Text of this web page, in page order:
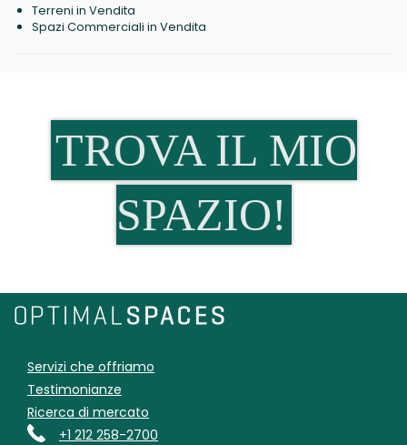
Terreni in Vendita
Spazi Commerciali in Vendita
TROVA IL MIO
SPAZIO!
Servizi che offriamo
Testimonianze
Ricerca di mercato
+1 212 258-2700